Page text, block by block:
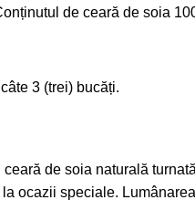
de ceară de soia
3 (trei) bucăți.
de soia naturală
ocazii speciale.